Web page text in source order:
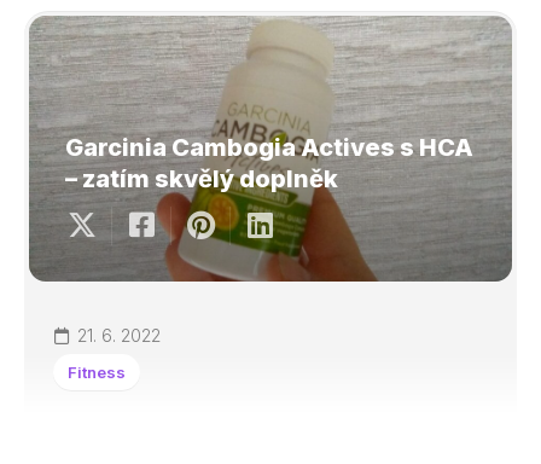
Garcinia Cambogia Actives s HCA
– zatím skvělý doplněk
21. 6. 2022
Fitness